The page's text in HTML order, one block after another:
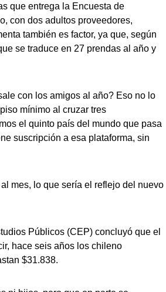
que entrega la Encuesta de
con dos adultos proveedores,
también es factor, ya que, según
se traduce en 27 prendas al año y
con los amigos al año? Eso no lo
mínimo al cruzar tres
el quinto país del mundo que pasa
suscripción a esa plataforma, sin
mes, lo que sería el reflejo del nuevo
Públicos (CEP) concluyó que el
hace seis años los chileno
$31.838.